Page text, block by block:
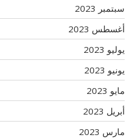
سبتمبر 2023
أغسطس 2023
يوليو 2023
يونيو 2023
مايو 2023
أبريل 2023
مارس 2023